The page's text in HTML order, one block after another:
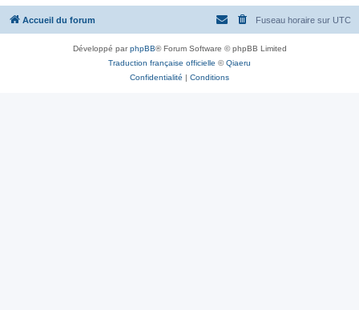
Accueil du forum Fuseau horaire sur UTC
Développé parphpBB® Forum Software © phpBB Limited
Traduction française officielle ©Qiaeru
Confidentialité | Conditions